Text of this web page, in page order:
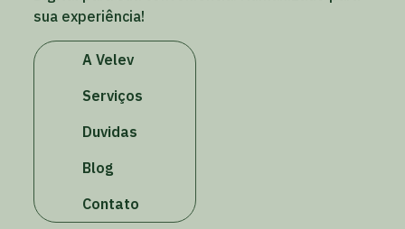
sua experiência!
A Velev
Serviços
Duvidas
Blog
Contato